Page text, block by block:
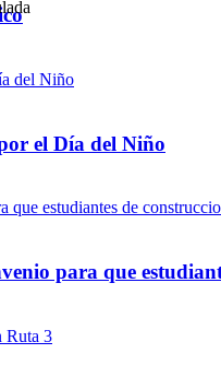
el Día del Niño
para que